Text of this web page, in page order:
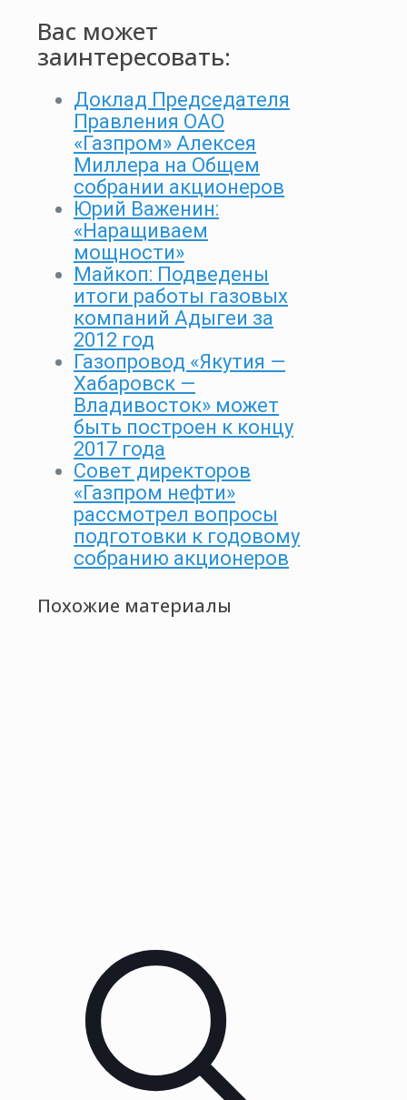
Вас может
заинтересовать:
Доклад Председателя
Правления ОАО
«Газпром» Алексея
Миллера на Общем
собрании акционеров
Юрий Важенин:
«Наращиваем
мощности»
Майкоп: Подведены
итоги работы газовых
компаний Адыгеи за
2012 год
Газопровод «Якутия —
Хабаровск —
Владивосток» может
быть построен к концу
2017 года
Совет директоров
«Газпром нефти»
рассмотрел вопросы
подготовки к годовому
собранию акционеров
Похожие материалы